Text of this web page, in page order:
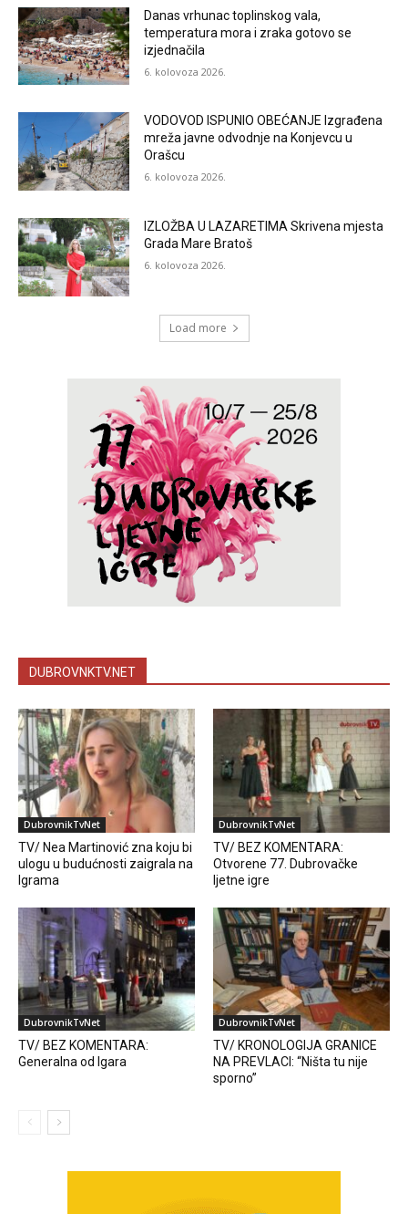
Danas vrhunac toplinskog vala,
temperatura mora i zraka gotovo se
izjednačila
6. kolovoza 2026.
VODOVOD ISPUNIO OBEĆANJE Izgrađena
mreža javne odvodnje na Konjevcu u
Orašcu
6. kolovoza 2026.
IZLOŽBA U LAZARETIMA Skrivena mjesta
Grada Mare Bratoš
6. kolovoza 2026.
Load more
DUBROVNKTV.NET
DubrovnikTvNet
TV/ Nea Martinović zna koju bi
ulogu u budućnosti zaigrala na
Igrama
DubrovnikTvNet
TV/ BEZ KOMENTARA:
Otvorene 77. Dubrovačke
ljetne igre
DubrovnikTvNet
TV/ BEZ KOMENTARA:
Generalna od Igara
DubrovnikTvNet
TV/ KRONOLOGIJA GRANICE
NA PREVLACI: “Ništa tu nije
sporno”